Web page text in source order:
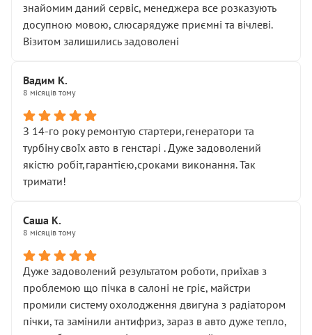
знайомим даний сервіс, менеджера все розказують
досупною мовою, слюсарядуже приємні та вічлеві.
Візитом залишились задоволені
Вадим К.
8 місяців тому
З 14-го року ремонтую стартери,генератори та
турбіну своїх авто в генстарі . Дуже задоволений
якістю робіт,гарантією,сроками виконання. Так
тримати!
Саша К.
8 місяців тому
Дуже задоволений результатом роботи, приїхав з
проблемою що пічка в салоні не гріє, майстри
промили систему охолодження двигуна з радіатором
пічки, та замінили антифриз, зараз в авто дуже тепло,